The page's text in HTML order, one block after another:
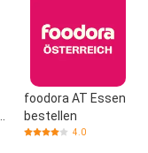
foodora AT Essen
bestellen
4.0